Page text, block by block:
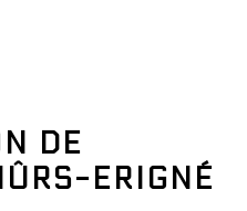
DE
ERIGNÉ